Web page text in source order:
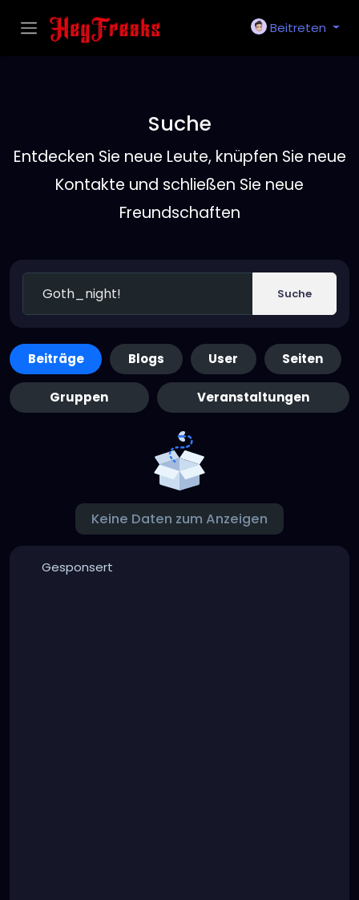
Beitreten
Suche
Entdecken Sie neue Leute, knüpfen Sie neue
Kontakte und schließen Sie neue
Freundschaften
Suche
Beiträge Blogs User Seiten
Gruppen Veranstaltungen
Keine Daten zum Anzeigen
Gesponsert